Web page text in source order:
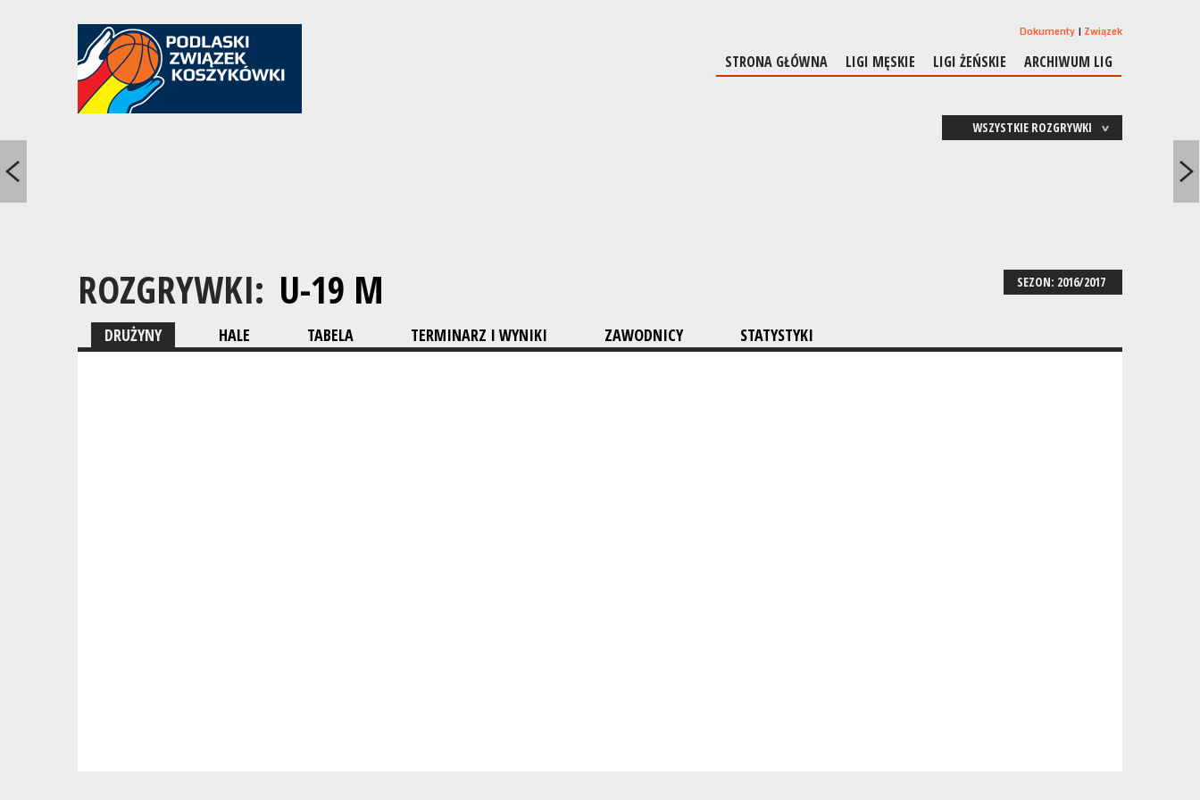
Dokumenty Związek
STRONA GŁÓWNA LIGI MĘSKIE LIGI ŻEŃSKIE ARCHIWUM LIG
WSZYSTKIE ROZGRYWKI
SEZON: 2016/2017
ROZGRYWKI: U-19 M
DRUŻYNY HALE TABELA TERMINARZ I WYNIKI ZAWODNICY STATYSTYKI